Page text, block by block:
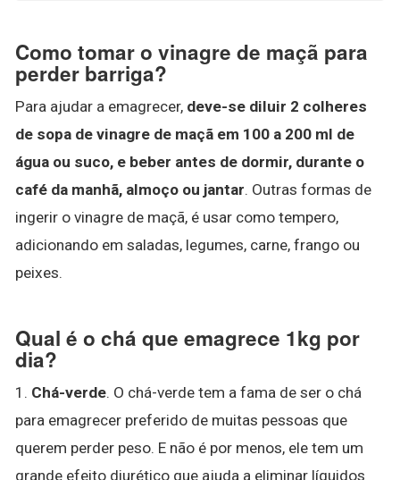
Como tomar o vinagre de maçã para
perder barriga?
Para ajudar a emagrecer, deve-se diluir 2 colheres
de sopa de vinagre de maçã em 100 a 200 ml de
água ou suco, e beber antes de dormir, durante o
café da manhã, almoço ou jantar. Outras formas de
ingerir o vinagre de maçã, é usar como tempero,
adicionando em saladas, legumes, carne, frango ou
peixes.
Qual é o chá que emagrece 1kg por
dia?
1. Chá-verde. O chá-verde tem a fama de ser o chá
para emagrecer preferido de muitas pessoas que
querem perder peso. E não é por menos, ele tem um
grande efeito diurético que ajuda a eliminar líquidos